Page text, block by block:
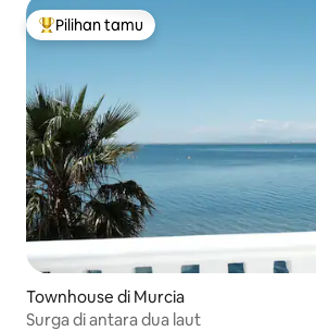
Pilihan tamu terpopuler
Pilihan tamu
Townhouse di Murcia
Surga di antara dua laut